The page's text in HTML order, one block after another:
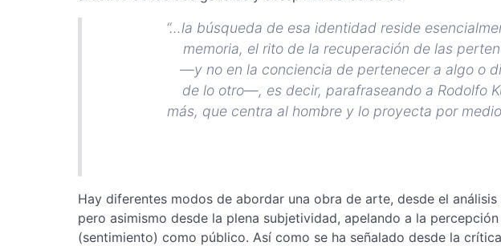
“…la búsqueda de esa identidad reside
memoria, el rito de la recuperación de las
—y no en la conciencia de pertenecer a algo o
de lo otro—, es decir, parafraseando a Rodolfo
más, que centra al hombre y lo proyecta por
Hay diferentes modos de abordar una obra de arte, desde el
pero asimismo desde la plena subjetividad, apelando a la
(sentimiento) como público. Así como se ha señalado desde la